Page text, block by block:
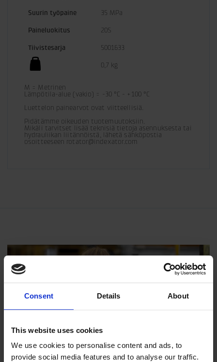
Consent Details About
This website uses cookies
We use cookies to personalise content and ads, to
provide social media features and to analyse our traffic.
Suurin työpaine 35 MPa
Paine­luokitus 20S
Tiivistesarja 5001633
0,7 kg
M = Metrinen
Lämpötila-alue (vakio) = -30 °C - +100 °C
Luettelon painearvot ovat viitteellisiä.
Pidätämme oikeuden tuotemuutoksiin.
Mikäli tarvitset lisää teknisiä tietoja asennuksesta tai
hydrauliikan liitännöistä, lähetä sähköpostia
osoitteeseen rotator@indexator.com